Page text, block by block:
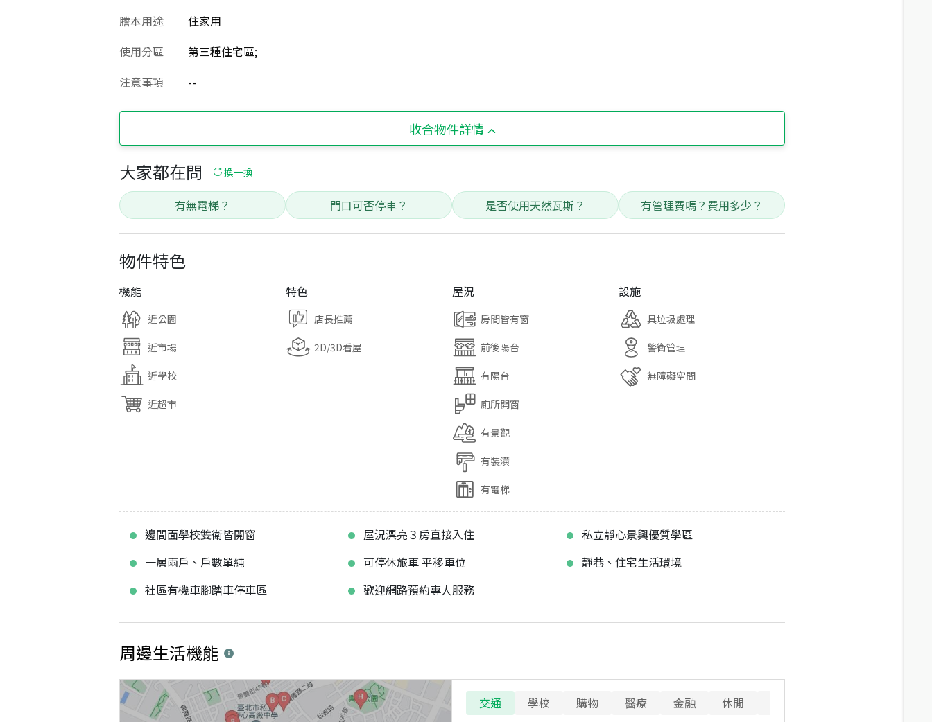
謄本用途
住家用
使用分區
第三種住宅區;
注意事項
--
收合物件詳情
大家都在問 換一換
有無電梯？ 門口可否停車？ 是否使用天然瓦斯？ 有管理費嗎？費用多少？
物件特色
機能
近公園
近市場
近學校
近超市
特色
店長推薦
2D/3D看屋
屋況
房間皆有窗
前後陽台
有陽台
廁所開窗
有景觀
有裝潢
有電梯
設施
具垃圾處理
警衛管理
無障礙空間
邊間面學校雙衛皆開窗 屋況漂亮３房直接入住
私立靜心景興優質學區
一層兩戶、戶數單純
可停休旅車 平移車位
靜巷、住宅生活環境
社區有機車腳踏車停車區
歡迎網路預約專人服務
周邊生活機能
交通 學校 購物 醫療 金融 休閒